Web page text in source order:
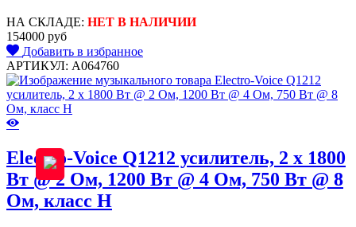
НА СКЛАДЕ: НЕТ В НАЛИЧИИ
154000 руб
Добавить в избранное
АРТИКУЛ: A064760
Electro-Voice Q1212 усилитель, 2 x 1800
Вт @ 2 Ом, 1200 Вт @ 4 Ом, 750 Вт @ 8
Ом, класс H